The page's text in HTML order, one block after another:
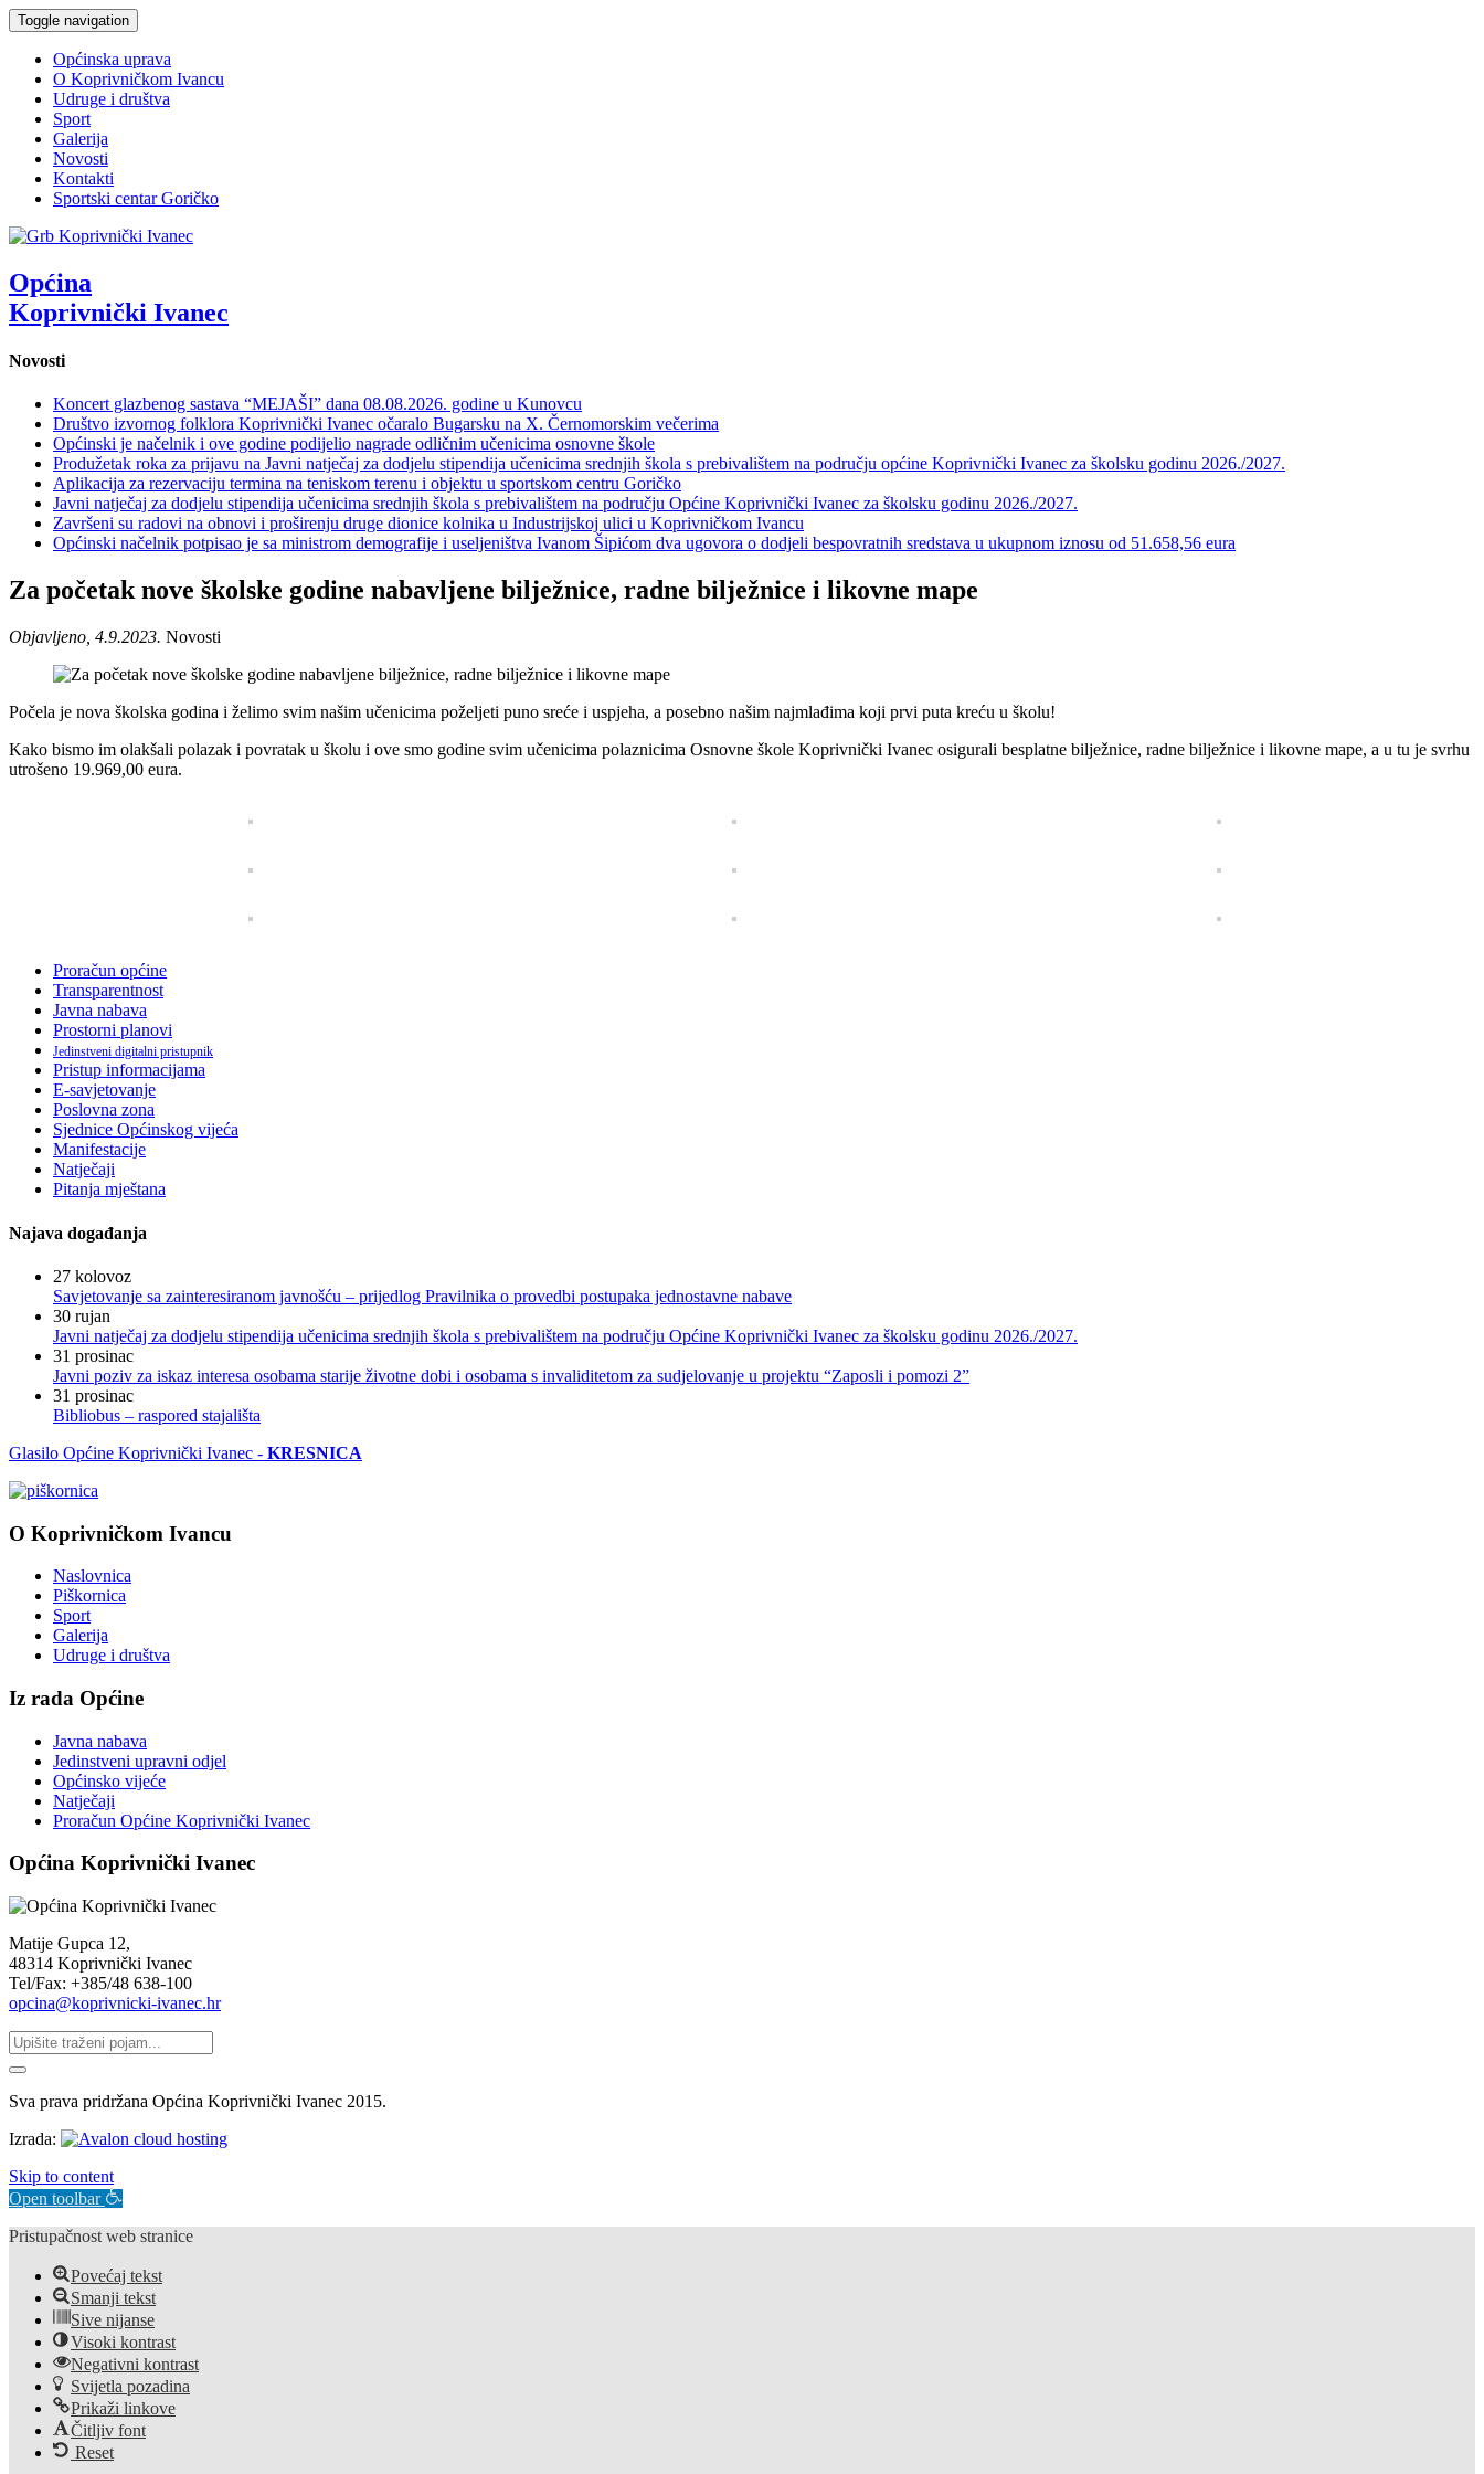
Toggle navigation
Općinska uprava
O Koprivničkom Ivancu
Udruge i društva
Sport
Galerija
Novosti
Kontakti
Sportski centar Goričko
Općina
Koprivnički Ivanec
Novosti
Koncert glazbenog sastava “MEJAŠI” dana 08.08.2026. godine u Kunovcu
Društvo izvornog folklora Koprivnički Ivanec očaralo Bugarsku na X. Černomorskim večerima
Općinski je načelnik i ove godine podijelio nagrade odličnim učenicima osnovne škole
Produžetak roka za prijavu na Javni natječaj za dodjelu stipendija učenicima srednjih škola s prebivalištem na području općine Koprivnički Ivanec za školsku godinu 2026./2027.
Aplikacija za rezervaciju termina na teniskom terenu i objektu u sportskom centru Goričko
Javni natječaj za dodjelu stipendija učenicima srednjih škola s prebivalištem na području Općine Koprivnički Ivanec za školsku godinu 2026./2027.
Završeni su radovi na obnovi i proširenju druge dionice kolnika u Industrijskoj ulici u Koprivničkom Ivancu
Općinski načelnik potpisao je sa ministrom demografije i useljeništva Ivanom Šipićom dva ugovora o dodjeli bespovratnih sredstava u ukupnom iznosu od 51.658,56 eura
Za početak nove školske godine nabavljene bilježnice, radne bilježnice i likovne mape
Objavljeno, 4.9.2023. Novosti
Počela je nova školska godina i želimo svim našim učenicima poželjeti puno sreće i uspjeha, a posebno našim najmlađima koji prvi puta kreću u školu!
Kako bismo im olakšali polazak i povratak u školu i ove smo godine svim učenicima polaznicima Osnovne škole Koprivnički Ivanec osigurali besplatne bilježnice, radne bilježnice i likovne mape, a u tu je svrhu
utrošeno 19.969,00 eura.
Proračun općine
Transparentnost
Javna nabava
Prostorni planovi
Jedinstveni digitalni pristupnik
Pristup informacijama
E-savjetovanje
Poslovna zona
Sjednice Općinskog vijeća
Manifestacije
Natječaji
Pitanja mještana
Najava događanja
27 kolovoz
Savjetovanje sa zainteresiranom javnošću – prijedlog Pravilnika o provedbi postupaka jednostavne nabave
30 rujan
Javni natječaj za dodjelu stipendija učenicima srednjih škola s prebivalištem na području Općine Koprivnički Ivanec za školsku godinu 2026./2027.
31 prosinac
Javni poziv za iskaz interesa osobama starije životne dobi i osobama s invaliditetom za sudjelovanje u projektu “Zaposli i pomozi 2”
31 prosinac
Bibliobus – raspored stajališta
Glasilo Općine Koprivnički Ivanec - KRESNICA
O Koprivničkom Ivancu
Naslovnica
Piškornica
Sport
Galerija
Udruge i društva
Iz rada Općine
Javna nabava
Jedinstveni upravni odjel
Općinsko vijeće
Natječaji
Proračun Općine Koprivnički Ivanec
Općina Koprivnički Ivanec
Matije Gupca 12,
48314 Koprivnički Ivanec
Tel/Fax: +385/48 638-100
opcina@koprivnicki-ivanec.hr
Sva prava pridržana Općina Koprivnički Ivanec 2015.
Izrada:
Skip to content
Open toolbar
Pristupačnost web stranice
Povećaj tekst
Smanji tekst
Sive nijanse
Visoki kontrast
Negativni kontrast
Svijetla pozadina
Prikaži linkove
Čitljiv font
Reset